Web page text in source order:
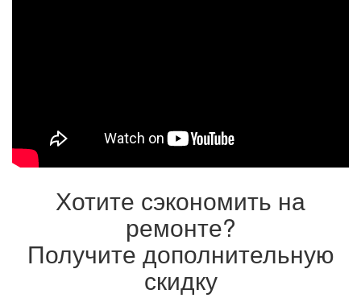
Хотите сэкономить на
ремонте?
Получите дополнительную
скидку